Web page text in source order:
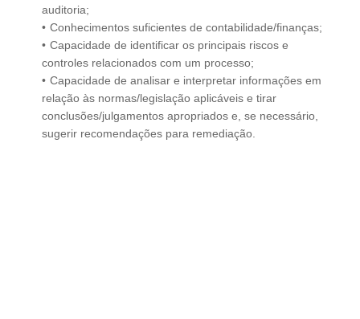
auditoria;
Conhecimentos suficientes de contabilidade/finanças;
Capacidade de identificar os principais riscos e
controles relacionados com um processo;
Capacidade de analisar e interpretar informações em
relação às normas/legislação aplicáveis e tirar
conclusões/julgamentos apropriados e, se necessário,
sugerir recomendações para remediação.